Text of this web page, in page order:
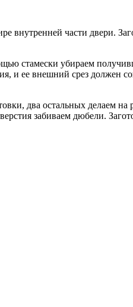
внутренней части двери.
стамески убираем
и ее внешний срез должен
два остальных делаем на
забиваем дюбели.